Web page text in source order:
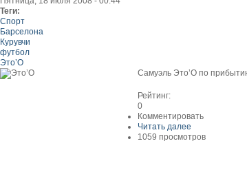
Теги:
Спорт
Барселона
Курувчи
футбол
Это’О
Самуэль Это’О по
Рейтинг:
0
Комментировать
Читать далее
1059 просмотров